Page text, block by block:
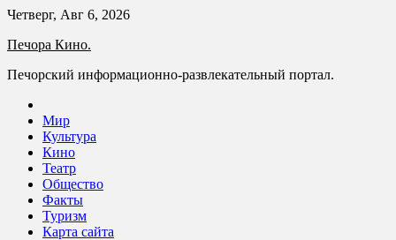
Skip
content
Четверг, Авг 6, 2026
Печора Кино.
Печорский информационно-развлекательный портал.
Мир
Культура
Кино
Театр
Общество
Факты
Туризм
Карта сайта